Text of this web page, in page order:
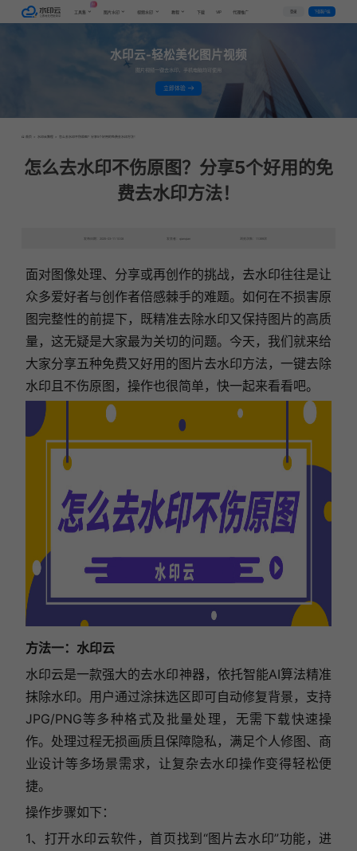
工具集 图片水印 视频水印 教程 下载 VIP 代理推广 登录 下载客户端
水印云-轻松美化图片视频
图片视频一键去水印，手机电脑均可使用
立即体验
首页 > 水印云教程 > 怎么去水印不伤原图？分享5个好用的免费去水印方法！
怎么去水印不伤原图？分享5个好用的免
费去水印方法！
发布日期：2025-03-11 10:08 发表者：qianqian 浏览次数：11399次
面对图像处理、分享或再创作的挑战，去水印往往是让
众多爱好者与创作者倍感棘手的难题。如何在不损害原
图完整性的前提下，既精准去除水印又保持图片的高质
量，这无疑是大家最为关切的问题。今天，我们就来给
大家分享五种免费又好用的图片去水印方法，一键去除
水印且不伤原图，操作也很简单，快一起来看看吧。
方法一：水印云
水印云是一款强大的去水印神器，依托智能AI算法精准
抹除水印。用户通过涂抹选区即可自动修复背景，支持
JPG/PNG等多种格式及批量处理，无需下载快速操
作。处理过程无损画质且保障隐私，满足个人修图、商
业设计等多场景需求，让复杂去水印操作变得轻松便
捷。
操作步骤如下：
1、打开水印云软件，首页找到“图片去水印”功能，进